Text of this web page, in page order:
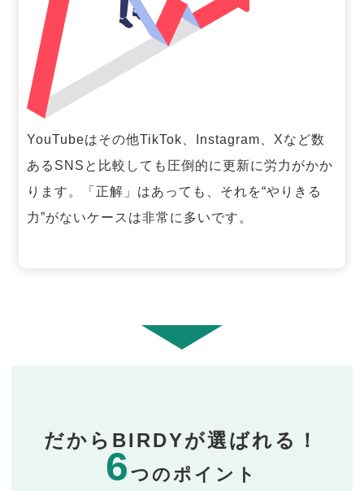
YouTubeはその他TikTok、Instagram、Xなど数
あるSNSと比較しても圧倒的に更新に労力がかか
ります。「正解」はあっても、それを“やりきる
力”がないケースは非常に多いです。
だからBIRDYが選ばれる！
6つのポイント